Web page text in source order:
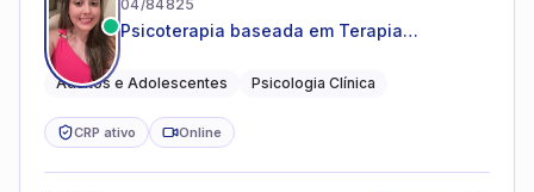
04/84825
Psicoterapia baseada em Terapia
Adultos e Adolescentes Psicologia Clínica
CRP ativo Online